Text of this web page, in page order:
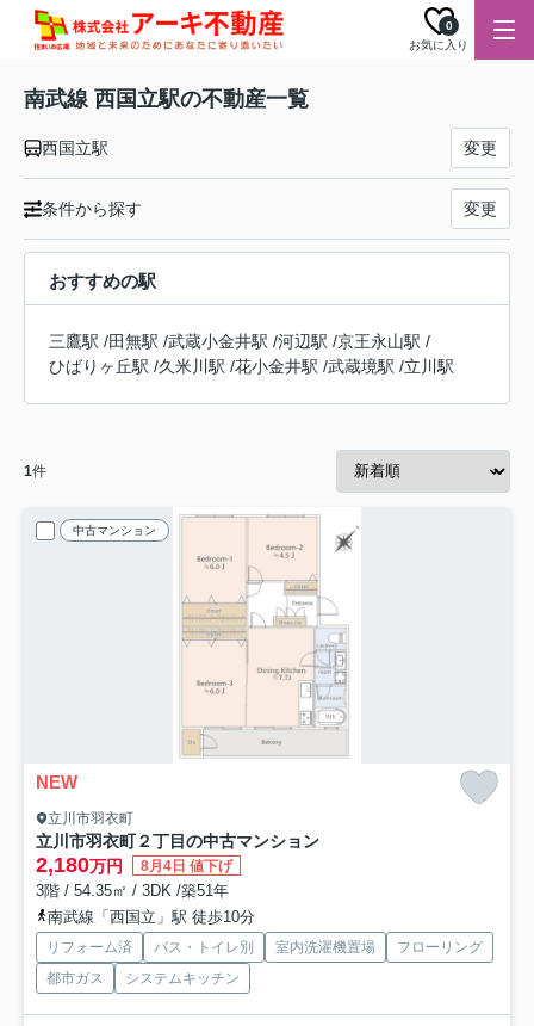
お気に入り
0
南武線 西国立駅の不動産一覧
西国立駅 変更
条件から探す 変更
おすすめの駅
三鷹駅 /田無駅 /武蔵小金井駅 /河辺駅 /京王永山駅 /
ひばりヶ丘駅 /久米川駅 /花小金井駅 /武蔵境駅 /立川駅
1件
中古マンション
NEW
立川市羽衣町
立川市羽衣町２丁目の中古マンション
2,180万円 8月4日 値下げ
3階 / 54.35㎡ / 3DK /築51年
南武線「西国立」駅 徒歩10分
リフォーム済 バス・トイレ別 室内洗濯機置場
フローリング
都市ガス
システムキッチン